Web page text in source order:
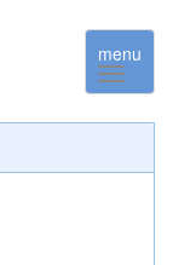
menu